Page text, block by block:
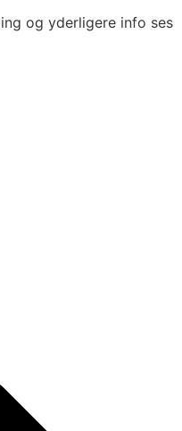
og yderligere info ses